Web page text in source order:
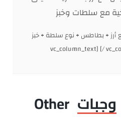
مع سلطات وخبز
أرز + بطاطس + نوع سلطة + خبز [/
vc_column_text] [/
Other وجبات